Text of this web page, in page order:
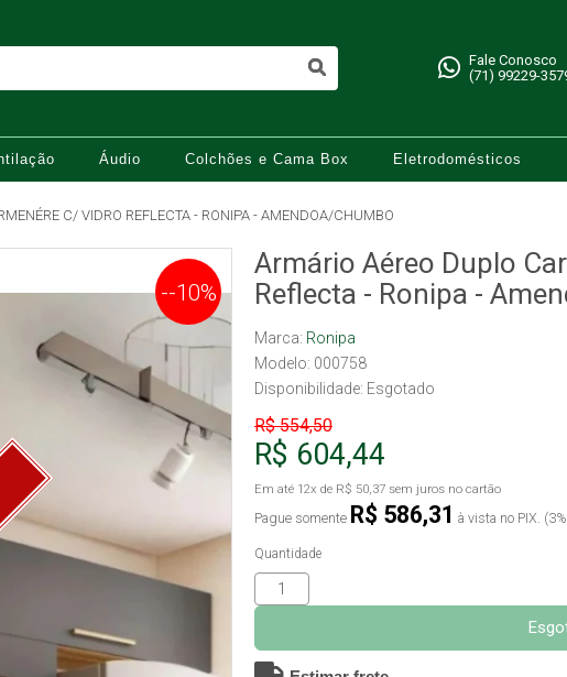
Fale Conosco
(71) 99229-
Áudio Colchões e Cama Box Eletrodomésticos
C/ VIDRO REFLECTA - RONIPA - AMENDOA/CHUMBO
--10%
Armário Aéreo Duplo
Reflecta - Ronipa -
Marca: Ronipa
Modelo: 000758
Disponibilidade: Esgotado
R$ 554,50
R$ 604,44
Em até 12x de R$ 50,37 sem juros no cartão
Pague somente R$ 586,31 à vista no PIX.
Quantidade